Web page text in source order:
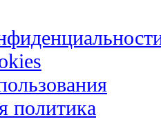
политика